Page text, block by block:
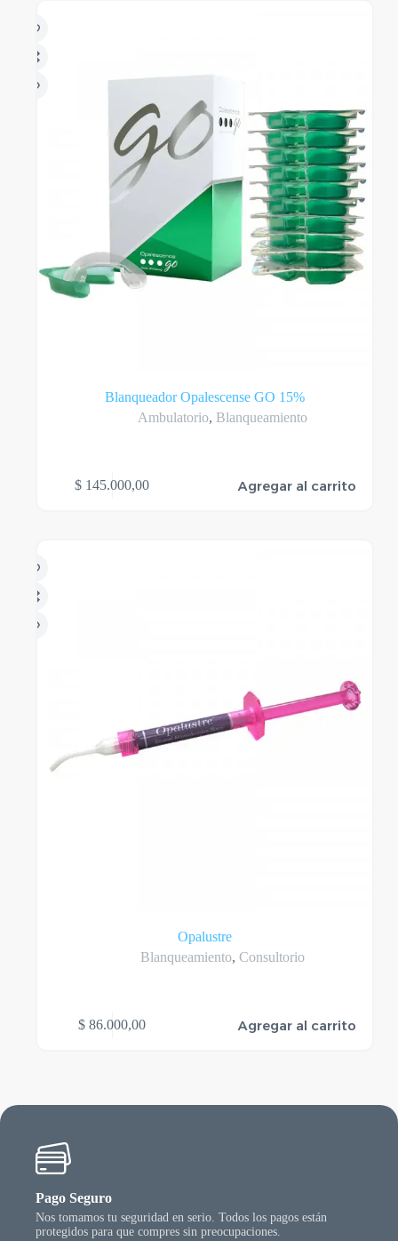
Blanqueador Opalescense GO 15%
Ambulatorio, Blanqueamiento
$ 145.000,00 Agregar al carrito
Opalustre
Blanqueamiento,Consultorio
$ 86.000,00 Agregar al carrito
Pago Seguro
Nos tomamos tu seguridad en serio. Todos los pagos están
protegidos para que compres sin preocupaciones.